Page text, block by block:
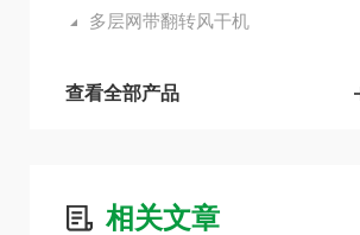
多层网带翻转风干机
查看全部产品
相关文章